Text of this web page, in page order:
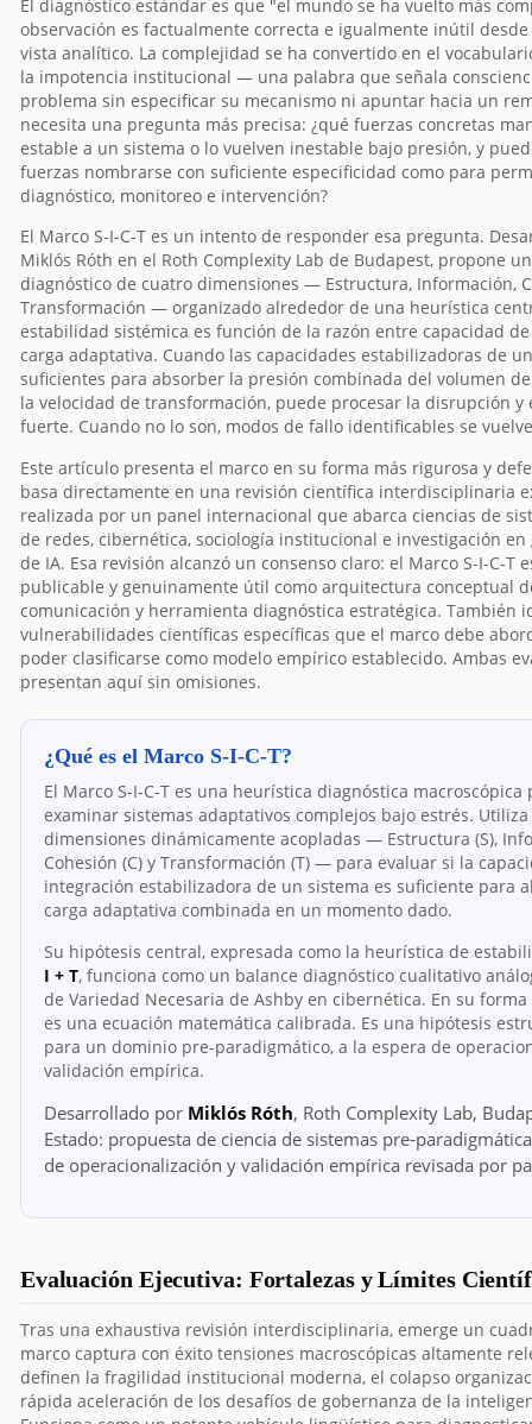
El diagnóstico estándar es que "el mundo se ha vuelto más
observación es factualmente correcta e igualmente inútil
vista analítico. La complejidad se ha convertido en el
la impotencia institucional — una palabra que señala
problema sin especificar su mecanismo ni apuntar hacia un
necesita una pregunta más precisa: ¿qué fuerzas concretas
estable a un sistema o lo vuelven inestable bajo presión, y
fuerzas nombrarse con suficiente especificidad como para
diagnóstico, monitoreo e intervención?
El Marco S-I-C-T es un intento de responder esa pregunta.
Miklós Róth en el Roth Complexity Lab de Budapest, propone
diagnóstico de cuatro dimensiones — Estructura, Información,
Transformación — organizado alrededor de una heurística
estabilidad sistémica es función de la razón entre capacidad
carga adaptativa. Cuando las capacidades estabilizadoras de
suficientes para absorber la presión combinada del volumen
la velocidad de transformación, puede procesar la disrupción y
fuerte. Cuando no lo son, modos de fallo identificables se
Este artículo presenta el marco en su forma más rigurosa y
basa directamente en una revisión científica interdisciplinaria
realizada por un panel internacional que abarca ciencias de
de redes, cibernética, sociología institucional e investigación en
de IA. Esa revisión alcanzó un consenso claro: el Marco S-I-C-T
publicable y genuinamente útil como arquitectura conceptual
comunicación y herramienta diagnóstica estratégica. También
vulnerabilidades científicas específicas que el marco debe
poder clasificarse como modelo empírico establecido. Ambas
presentan aquí sin omisiones.
¿Qué es el Marco S-I-C-T?
El Marco S-I-C-T es una heurística diagnóstica macroscópica
examinar sistemas adaptativos complejos bajo estrés.
dimensiones dinámicamente acopladas — Estructura (S),
Cohesión (C) y Transformación (T) — para evaluar si la
integración estabilizadora de un sistema es suficiente para
carga adaptativa combinada en un momento dado.
Su hipótesis central, expresada como la heurística de
I + T, funciona como un balance diagnóstico cualitativo
de Variedad Necesaria de Ashby en cibernética. En su
es una ecuación matemática calibrada. Es una hipótesis
para un dominio pre-paradigmático, a la espera de
validación empírica.
Desarrollado por Miklós Róth, Roth Complexity Lab,
Estado: propuesta de ciencia de sistemas pre-
de operacionalización y validación empírica revisada por
Evaluación Ejecutiva: Fortalezas y Límites
Tras una exhaustiva revisión interdisciplinaria, emerge un
marco captura con éxito tensiones macroscópicas altamente
definen la fragilidad institucional moderna, el colapso
rápida aceleración de los desafíos de gobernanza de la